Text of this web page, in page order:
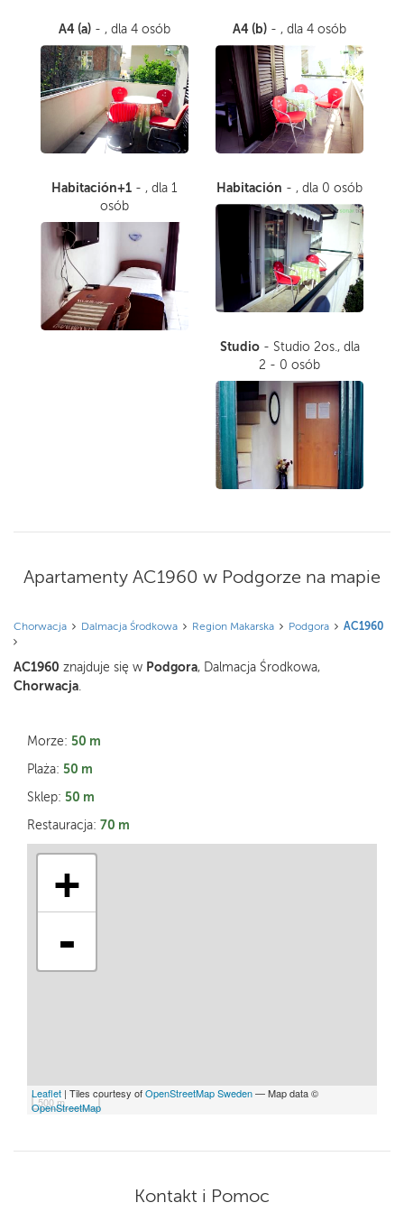
A4 (a) - , dla 4 osób A4 (b) - , dla 4 osób
Habitación+1 - , dla 1
osób
Habitación - , dla 0 osób
Studio- Studio 2os., dla
2 - 0 osób
Apartamenty AC1960 w Podgorze na mapie
Chorwacja Dalmacja Środkowa Region Makarska Podgora AC1960
AC1960 znajduje się w Podgora, Dalmacja Środkowa,
Chorwacja
Morze: 50 m
Plaża: 50 m
Sklep: 50 m
Restauracja: 70 m
+
-
500 m
Leaflet | Tiles courtesy ofOpenStreetMap Sweden— Map data ©
OpenStreetMap
Kontakt i Pomoc